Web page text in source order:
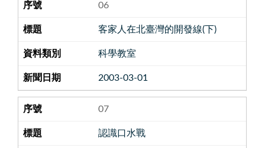
06
客家人在北臺灣的開發線(下)
科學教室
2003-03-01
07
認識口水戰